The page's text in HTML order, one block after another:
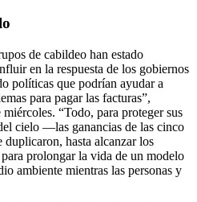
de cabildeo han estado
en la respuesta de los gobiernos
políticas que podrían ayudar a
para pagar las facturas”,
“Todo, para proteger sus
cielo —las ganancias de las cinco
duplicaron, hasta alcanzar los
prolongar la vida de un modelo
ambiente mientras las personas y